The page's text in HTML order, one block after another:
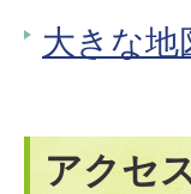
大きな地
アクセ